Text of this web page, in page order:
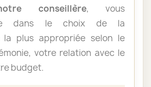
conseillère, vous
dans le choix de la
la plus appropriée selon le
votre relation avec le
budget.